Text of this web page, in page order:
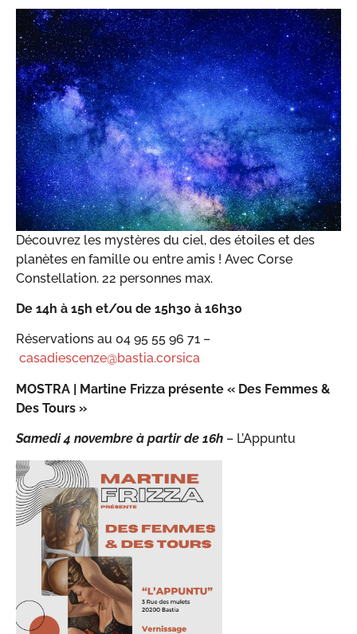
Découvrez les mystères du ciel, des étoiles et des
planètes en famille ou entre amis ! Avec Corse
Constellation. 22 personnes max.
De 14h à 15h et/ou de 15h30 à 16h30
Réservations au 04 95 55 96 71 –
casadiescenze@bastia.corsica
MOSTRA | Martine Frizza présente « Des Femmes &
Des Tours »
Samedi 4 novembre à partir de 16h – L’Appuntu